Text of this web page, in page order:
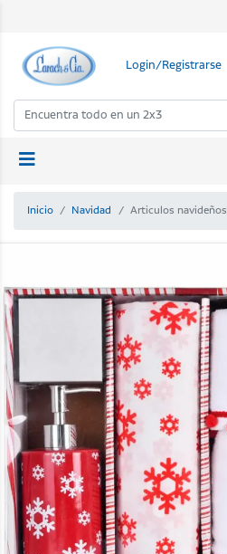
Login/Registrarse
Inicio Navidad Articulos navideños